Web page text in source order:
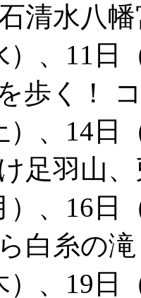
清水八
）、11
歩く！
）、14
足羽山
）、16
白糸の
）、19